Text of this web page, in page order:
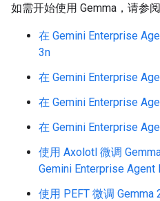
如需开始使用 Gemma，请参
在 Gemini Enterprise
3n
在 Gemini Enterprise
在 Gemini Enterprise
在 Gemini Enterprise
使用 Axolotl 微调
Gemini Enterprise Agent
使用 PEFT 微调